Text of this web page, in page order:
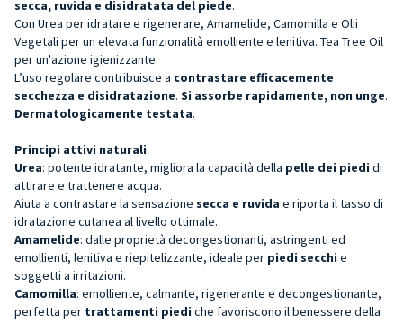
secca, ruvida e disidratata del piede.
Con Urea per idratare e rigenerare, Amamelide, Camomilla e Olii
Vegetali per un elevata funzionalità emolliente e lenitiva. Tea Tree Oil
per un'azione igienizzante.
L’uso regolare contribuisce a contrastare efficacemente
secchezza e disidratazione. Si assorbe rapidamente, non unge.
Dermatologicamente testata.
Principi attivi naturali
Urea: potente idratante, migliora la capacità della pelle dei piedi di
attirare e trattenere acqua.
Aiuta a contrastare la sensazione secca e ruvida e riporta il tasso di
idratazione cutanea al livello ottimale.
Amamelide: dalle proprietà decongestionanti, astringenti ed
emollienti, lenitiva e riepitelizzante, ideale per piedi secchi e
soggetti a irritazioni.
Camomilla: emolliente, calmante, rigenerante e decongestionante,
perfetta per trattamenti piedi che favoriscono il benessere della